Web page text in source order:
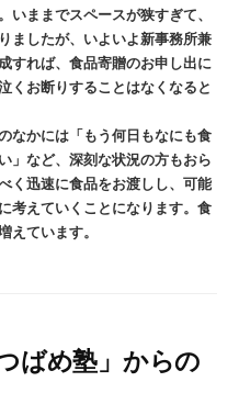
ままでスペースが狭すぎて、
ましたが、いよいよ新事務所兼
すれば、食品寄贈のお申し出に
くお断りすることはなくなると
なかには「もう何日もなにも食
」など、深刻な状況の方もおら
く迅速に食品をお渡しし、可能
考えていくことになります。食
えています。
ばめ塾」からの